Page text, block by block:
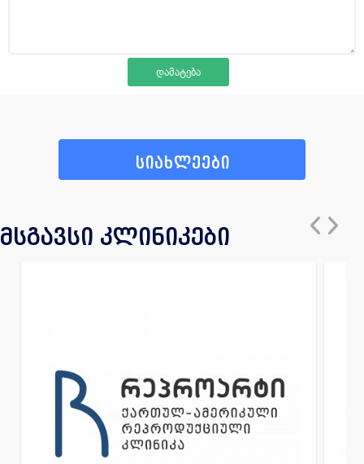
სიახლეები
მსგავსი კლინიკები